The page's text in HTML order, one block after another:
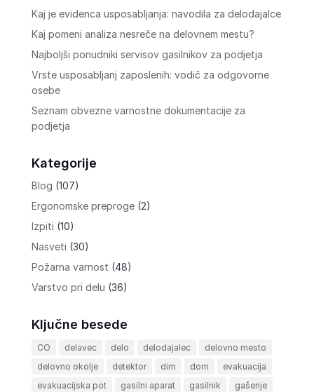
Kaj je evidenca usposabljanja: navodila za delodajalce
Kaj pomeni analiza nesreče na delovnem mestu?
Najboljši ponudniki servisov gasilnikov za podjetja
Vrste usposabljanj zaposlenih: vodič za odgovorne
osebe
Seznam obvezne varnostne dokumentacije za
podjetja
Kategorije
Blog (107)
Ergonomske preproge(2)
Izpiti (10)
Nasveti (30)
Požarna varnost (48)
Varstvo pri delu (36)
Ključne besede
CO delavec delo delodajalec
delovno mesto
delovno okolje
detektor dim dom
evakuacija
evakuacijska pot
gasilni aparat gasilnik
gašenje